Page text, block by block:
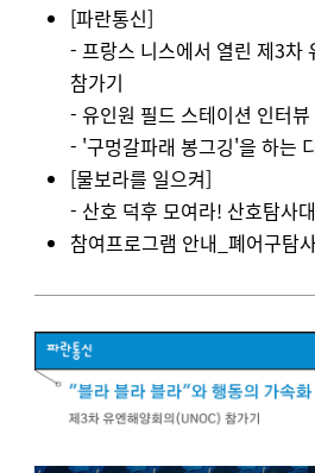
[파란통신]
- 프랑스 니스에서 열린 제3차
참가기
- 유인원 필드 스테이션 인터뷰
- '구멍갈파래 봉그깅'을 하는
[물보라를 일으켜]
- 산호 덕후 모여라! 산호탐사
참여프로그램 안내_폐어구탐